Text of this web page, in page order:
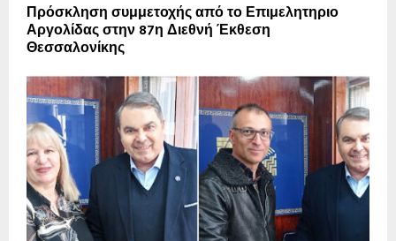
Πρόσκληση συμμετοχής από το Επιμελητηριο
Αργολίδας στην 87η Διεθνή Έκθεση
Θεσσαλονίκης